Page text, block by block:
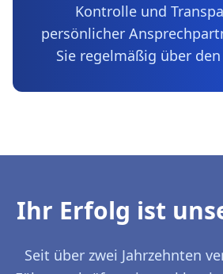
Kontrolle und
persönlicher
Sie regelmäßig über
Ihr Erfolg ist
Seit über zwei Jahrzehnten